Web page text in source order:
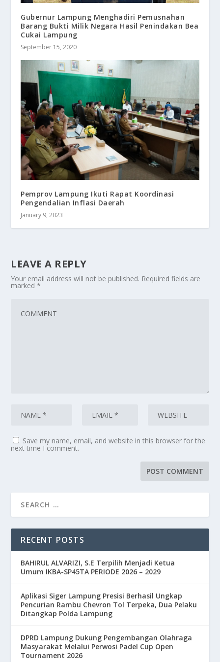
Gubernur Lampung Menghadiri Pemusnahan
Barang Bukti Milik Negara Hasil Penindakan Bea
Cukai Lampung
September 15, 2020
Pemprov Lampung Ikuti Rapat Koordinasi
Pengendalian Inflasi Daerah
January 9, 2023
LEAVE A REPLY
Your email address will not be published. Required fields are
marked*
Save my name, email, and website in this browser for the
next time I comment.
RECENT POSTS
BAHIRUL ALVARIZI, S.E Terpilih Menjadi Ketua
Umum IKBA-SP45TA PERIODE 2026 – 2029
Aplikasi Siger Lampung Presisi Berhasil Ungkap
Pencurian Rambu Chevron Tol Terpeka, Dua Pelaku
Ditangkap Polda Lampung
DPRD Lampung Dukung Pengembangan Olahraga
Masyarakat Melalui Perwosi Padel Cup Open
Tournament 2026